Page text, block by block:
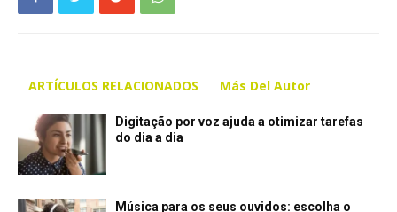
ARTÍCULOS RELACIONADOS Más Del Autor
Digitação por voz ajuda a otimizar tarefas
do dia a dia
Música para os seus ouvidos: escolha o